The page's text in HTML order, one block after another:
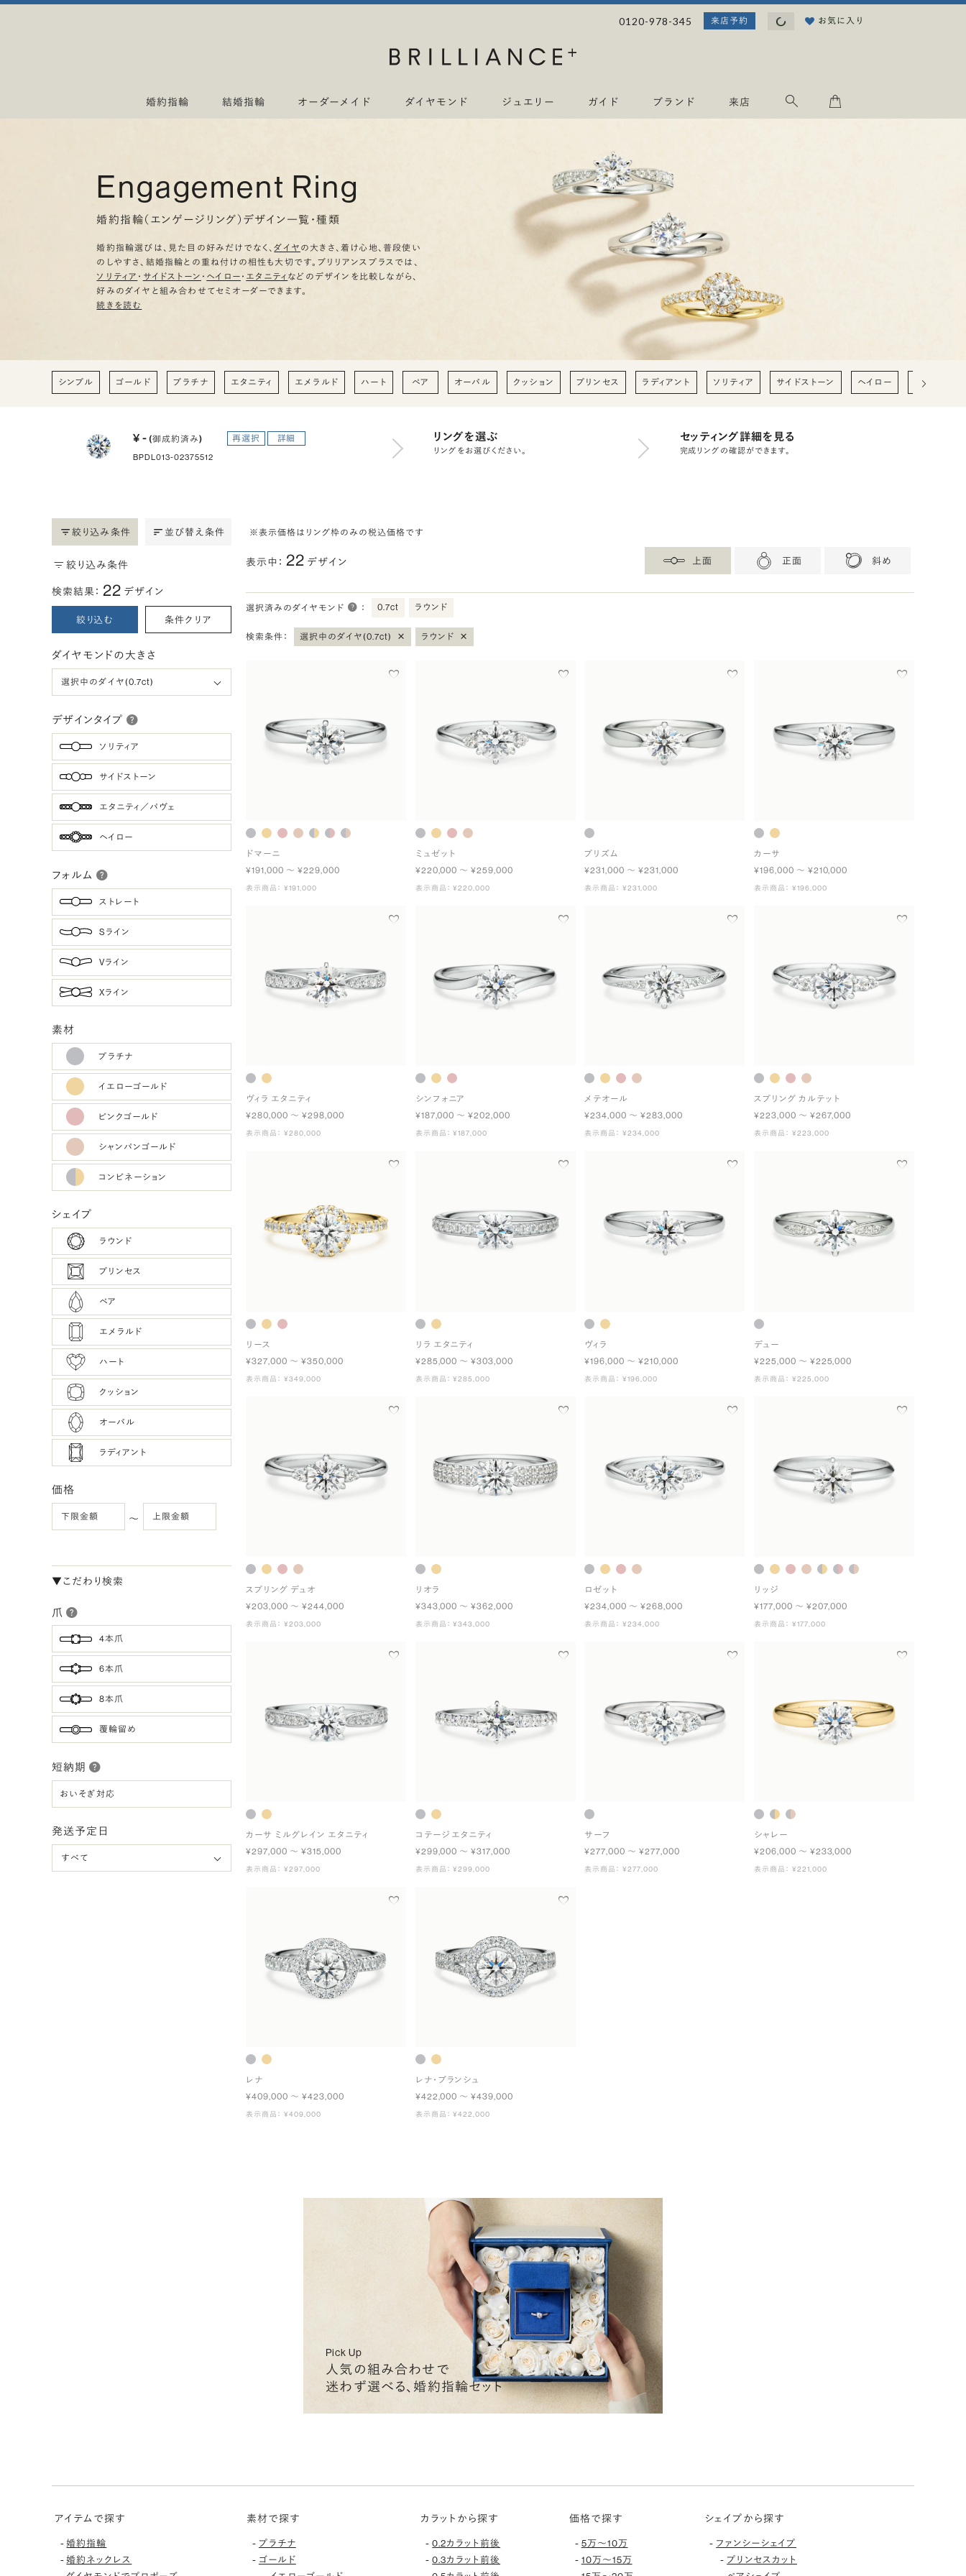
0120-978-345 来店予約
.
.
お気に入り
婚約指輪 結婚指輪 オーダーメイド ダイヤモンド ジュエリー ガイド ブランド 来店
Engagement Ring
婚約指輪（エンゲージリング）デザイン一覧・種類
婚約指輪選びは、見た目の好みだけでなく、ダイヤ の大きさ、着け心地、普段使い
のしやすさ、結婚指輪との重ね付けの相性も大切です。ブリリアンスプラスでは、
ソリティア ・ サイドストーン ・ ヘイロー ・ エタニティ などのデザインを比較しながら、
好みのダイヤと組み合わせてセミオーダーできます。
続きを読む
シンプル ゴールド プラチナ エタニティ エメラルド ハート ペア オーバル クッション プリンセス ラディアント ソリティア サイドストーン ヘイロー 0.2ct
¥ - (御成約済み) 再選択 詳細
BPDL013-02375512
リングを選ぶ
リングをお選びください。
セッティング詳細を見る
完成リングの確認ができます。
絞り込み条件 並び替え条件
絞り込み条件
検索結果： 22 デザイン
絞り込む 条件クリア
ダイヤモンドの大きさ
デザインタイプ
ソリティア
サイドストーン
エタニティ／パヴェ
ヘイロー
フォルム
ストレート
Sライン
Vライン
Xライン
素材
プラチナ
イエローゴールド
ピンクゴールド
シャンパンゴールド
コンビネーション
シェイプ
ラウンド
プリンセス
ペア
エメラルド
ハート
クッション
オーバル
ラディアント
価格
〜
▼こだわり検索
爪
4本爪
6本爪
8本爪
覆輪留め
短納期
おいそぎ対応
発送予定日
※表示価格はリング枠のみの税込価格です
表示中： 22 デザイン 上面 正面 斜め
選択済みのダイヤモンド ： 0.7ct ラウンド
検索条件： 選択中のダイヤ(0.7ct) × ラウンド ×
ドマーニ
¥191,000 〜 ¥229,000
表示商品： ¥191,000
ミュゼット
¥220,000 〜 ¥259,000
表示商品： ¥220,000
プリズム
¥231,000 〜 ¥231,000
表示商品： ¥231,000
カーサ
¥196,000 〜 ¥210,000
表示商品： ¥196,000
ヴィラ エタニティ
¥280,000 〜 ¥298,000
表示商品： ¥280,000
シンフォニア
¥187,000 〜 ¥202,000
表示商品： ¥187,000
メテオール
¥234,000 〜 ¥283,000
表示商品： ¥234,000
スプリング カルテット
¥223,000 〜 ¥267,000
表示商品： ¥223,000
リース
¥327,000 〜 ¥350,000
表示商品： ¥349,000
リラ エタニティ
¥285,000 〜 ¥303,000
表示商品： ¥285,000
ヴィラ
¥196,000 〜 ¥210,000
表示商品： ¥196,000
デュー
¥225,000 〜 ¥225,000
表示商品： ¥225,000
スプリング デュオ
¥203,000 〜 ¥244,000
表示商品： ¥203,000
リオラ
¥343,000 〜 ¥362,000
表示商品： ¥343,000
ロゼット
¥234,000 〜 ¥268,000
表示商品： ¥234,000
リッジ
¥177,000 〜 ¥207,000
表示商品： ¥177,000
カーサ ミルグレイン エタニティ
¥297,000 〜 ¥315,000
表示商品： ¥297,000
コテージ エタニティ
¥299,000 〜 ¥317,000
表示商品： ¥299,000
サーフ
¥277,000 〜 ¥277,000
表示商品： ¥277,000
シャレー
¥206,000 〜 ¥233,000
表示商品： ¥221,000
レナ
¥409,000 〜 ¥423,000
表示商品： ¥409,000
レナ・ブランシュ
¥422,000 〜 ¥439,000
表示商品： ¥422,000
Pick Up
人気の組み合わせで
迷わず選べる、婚約指輪セット
アイテムで探す
-婚約指輪
-婚約ネックレス
素材で探す
- プラチナ
- ゴールド
カラットから探す
-0.2カラット前後
-0.3カラット前後
価格で探す
- 5万〜10万
- 10万〜15万
シェイプから探す
- ファンシーシェイプ
- プリンセスカット